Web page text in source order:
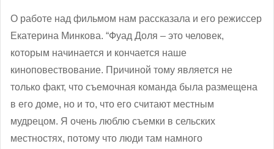
О работе над фильмом нам рассказала и его режиссер
Екатерина Минкова. “Фуад Доля – это человек,
которым начинается и кончается наше
киноповествование. Причиной тому является не
только факт, что съемочная команда была размещена
в его доме, но и то, что его считают местным
мудрецом. Я очень люблю съемки в сельских
местностях, потому что люди там намного